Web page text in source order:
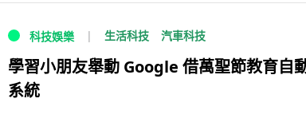
科技娛樂 生活科技 汽車科技
學習小朋友舉動 Google 借萬聖節教育自
系統